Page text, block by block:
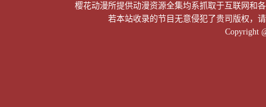
樱花动漫所提供动漫资源全集均系抓取于互联网和
若本站收录的节目无意侵犯了贵司版权，
Copyright